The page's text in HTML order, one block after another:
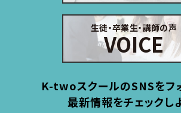
生徒・卒業生・講師の声
VOICE
K-twoスクールのSNSをフ
最新情報をチェックしよ